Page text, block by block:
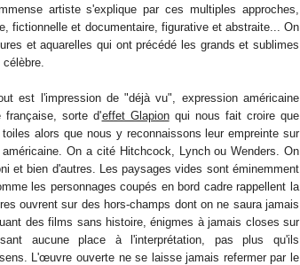
artiste s'explique par ces multiples approches,
fictionnelle et documentaire, figurative et abstraite... On
et aquarelles qui ont précédé les grands et sublimes
est l'impression de "déjà vu", expression américaine
française, sorte d'effet Glapionqui nous fait croire que
alors que nous y reconnaissons leur empreinte sur
américaine. On a cité Hitchcock, Lynch ou Wenders. On
et bien d'autres. Les paysages vides sont éminemment
les personnages coupés en bord cadre rappellent la
ouvrent sur des hors-champs dont on ne saura jamais
des films sans histoire, énigmes à jamais closes sur
aucune place à l'interprétation, pas plus qu'ils
L'œuvre ouverte ne se laisse jamais refermer par le